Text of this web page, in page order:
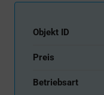
Objekt ID
Preis
Betriebsart